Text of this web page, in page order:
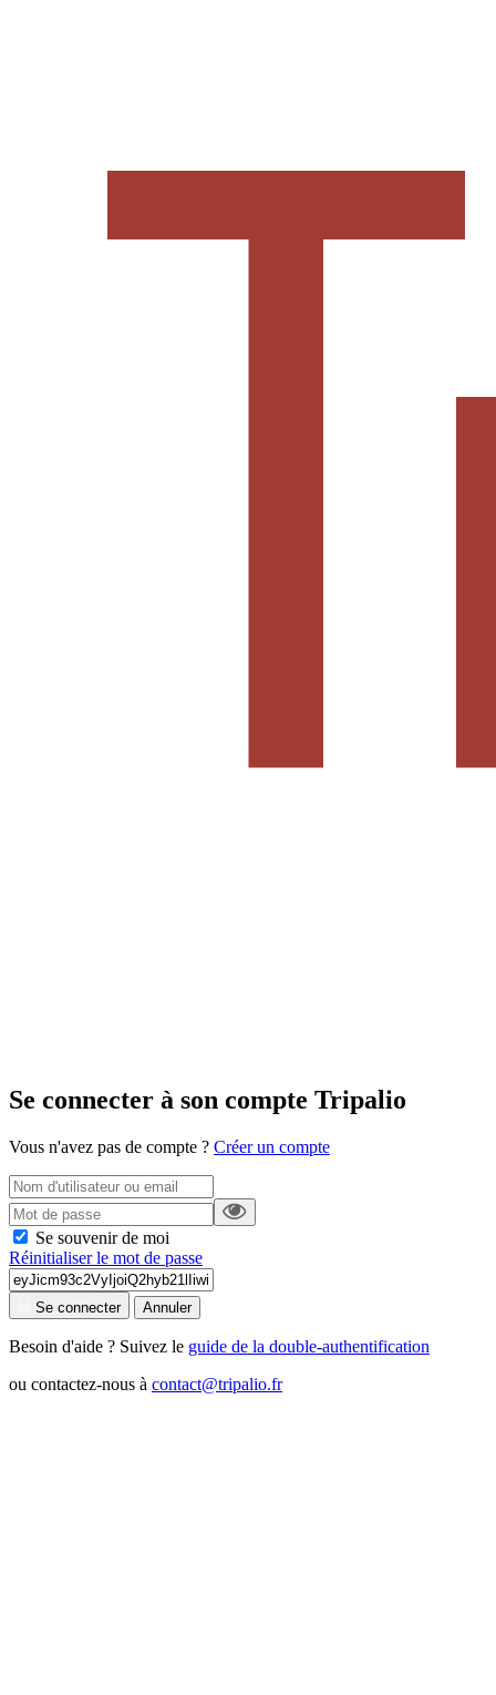
Se connecter à son compte Tripalio
Vous n'avez pas de compte ? Créer un compte
Se souvenir de moi
Réinitialiser le mot de passe
Se connecter Annuler
Besoin d'aide ? Suivez le guide de la double-authentification
ou contactez-nous à contact@tripalio.fr